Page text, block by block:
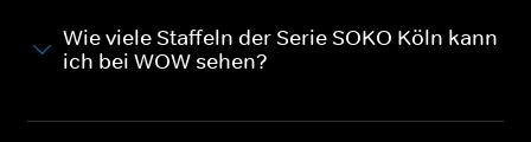
Wie viele Staffeln der Serie SOKO Köln kann
ich bei WOW sehen?